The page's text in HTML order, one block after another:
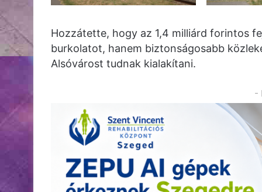
Hozzátette, hogy az 1,4 milliárd forintos
burkolatot, hanem biztonságosabb
Alsóvárost tudnak kialakítani.
-